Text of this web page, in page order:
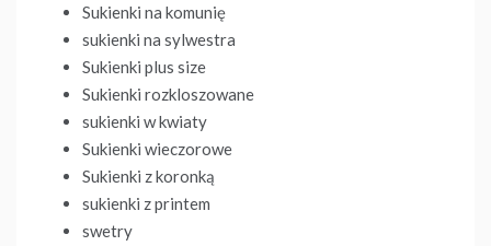
Sukienki na komunię
sukienki na sylwestra
Sukienki plus size
Sukienki rozkloszowane
sukienki w kwiaty
Sukienki wieczorowe
Sukienki z koronką
sukienki z printem
swetry